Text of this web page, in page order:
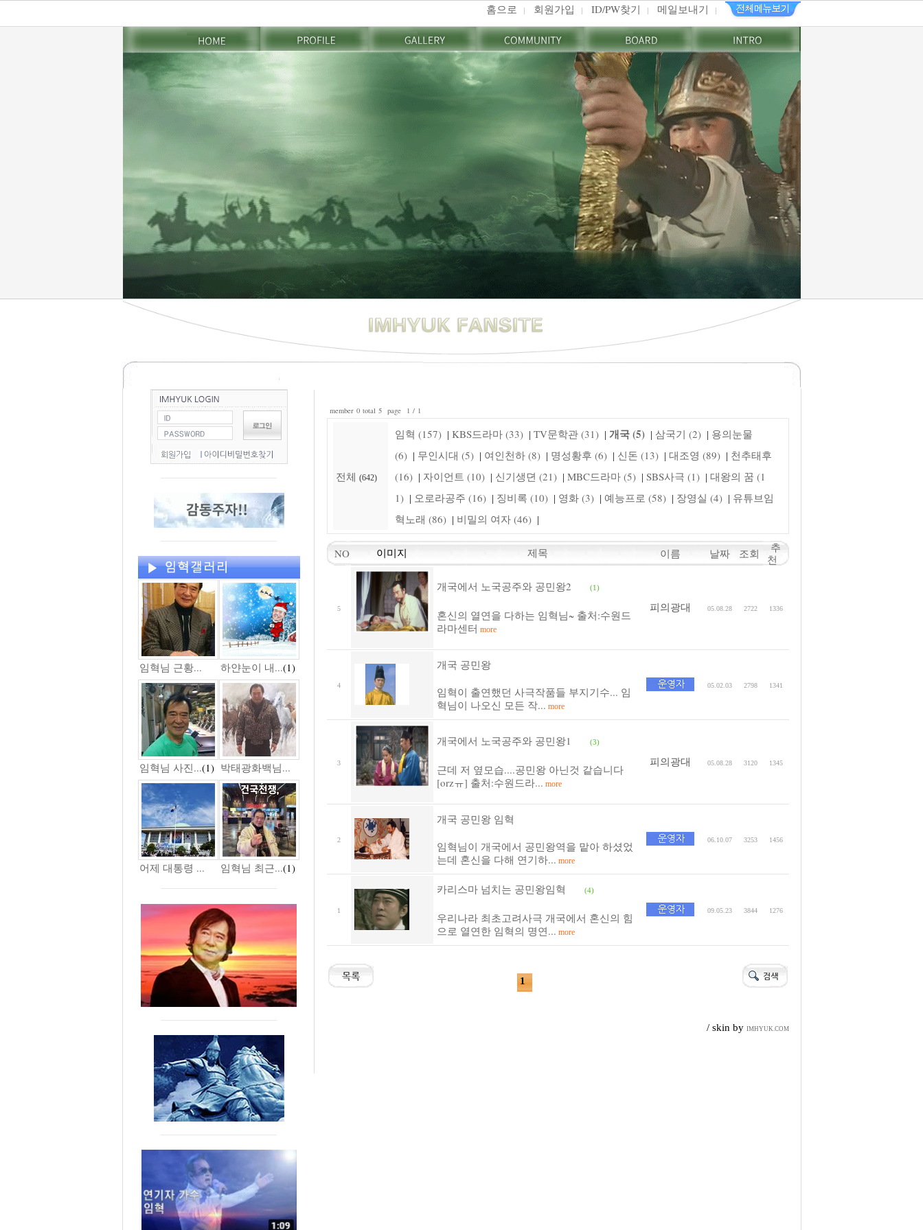
홈으로 회원가입 ID/PW찾기 메일보내기
임혁님 근황... 하얀눈이 내...(1)
임혁님 사진...(1) 박태광화백님...
어제 대통령 ... 임혁님 최근...(1)
member 0 total 5 page 1 / 1
전체 (642)
임혁 (157) | KBS드라마 (33) | TV문학관 (31) | 개국 (5) | 삼국기 (2) | 용의눈물
(6) | 무인시대 (5) | 여인천하 (8) | 명성황후 (6) | 신돈 (13) | 대조영 (89) | 천추태후
(16) | 자이언트 (10) | 신기생뎐 (21) | MBC드라마 (5) | SBS사극 (1) | 대왕의 꿈 (1
1) | 오로라공주 (16) | 징비록 (10) | 영화 (3) | 예능프로 (58) | 장영실 (4) | 유튜브임
혁노래 (86) | 비밀의 여자 (46) |
NO 이미지 제목 이름 날짜 조회
추
천
5
개국에서 노국공주와 공민왕2 (1)
혼신의 열연을 다하는 임혁님~ 출처:수원드
라마센터 more
피의광대 05.08.28 2722 1336
4
개국 공민왕
임혁이 출연했던 사극작품들 부지기수... 임
혁님이 나오신 모든 작... more
05.02.03 2798 1341
3
개국에서 노국공주와 공민왕1 (3)
근데 저 옆모습....공민왕 아닌것 같습니다
[orzㅠ] 출처:수원드라... more
피의광대 05.08.28 3120 1345
2
개국 공민왕 임혁
임혁님이 개국에서 공민왕역을 맡아 하셨었
는데 혼신을 다해 연기하... more
06.10.07 3253 1456
1
카리스마 넘치는 공민왕임혁 (4)
우리나라 최초고려사극 개국에서 혼신의 힘
으로 열연한 임혁의 명연... more
09.05.23 3844 1276
1
/ skin by IMHYUK.COM